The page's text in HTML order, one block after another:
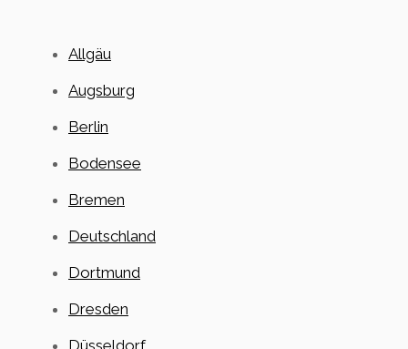
Allgäu
Augsburg
Berlin
Bodensee
Bremen
Deutschland
Dortmund
Dresden